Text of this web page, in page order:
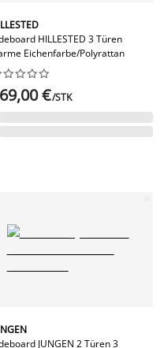
HILLESTED 3 Türen
Eichenfarbe/Polyrattan





€/STK
JUNGEN 2 Türen 3